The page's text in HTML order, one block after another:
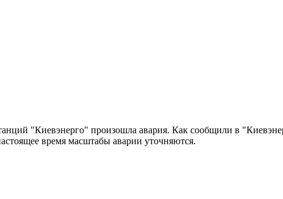
"Киевэнерго" произошла авария. Как сообщили в
время масштабы аварии уточняются.